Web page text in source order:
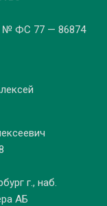
№ ФС 77 — 86874
г., наб.
АБ